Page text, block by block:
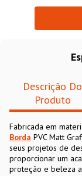
Descrição Do
Produto
Fabricada em
Borda PVC Matt
seus projetos de
proporcionar um
proteção e beleza